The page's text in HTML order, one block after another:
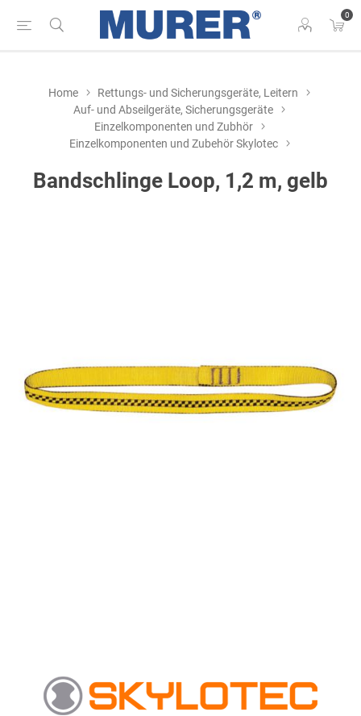
0
Home
Rettungs- und Sicherungsgeräte, Leitern
Auf- und Abseilgeräte, Sicherungsgeräte
Einzelkomponenten und Zubhör
Einzelkomponenten und Zubehör Skylotec
Bandschlinge Loop, 1,2 m, gelb